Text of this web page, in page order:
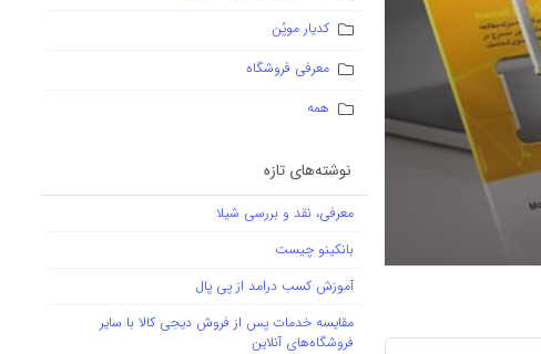
کدیار موپُن
معرفی فروشگاه
همه
نوشته‌های تازه
معرفی، نقد و بررسی شیلا
بانکینو چیست
آموزش کسب درامد از پی پال
مقایسه خدمات پس از فروش دیجی کالا با سایر
فروشگاه‌های آنلاین